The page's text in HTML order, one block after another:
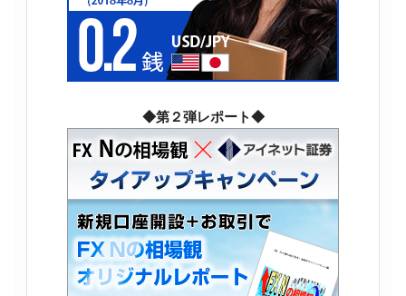
◆第２弾レポート◆